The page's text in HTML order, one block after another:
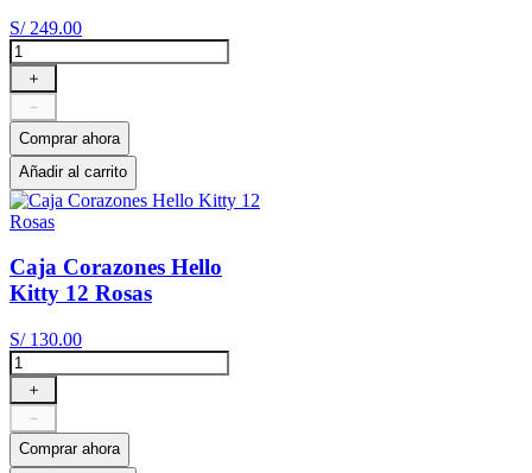
S/ 249.00
＋
－
Comprar ahora
Añadir al carrito
Caja Corazones Hello
Kitty 12 Rosas
S/ 130.00
＋
－
Comprar ahora